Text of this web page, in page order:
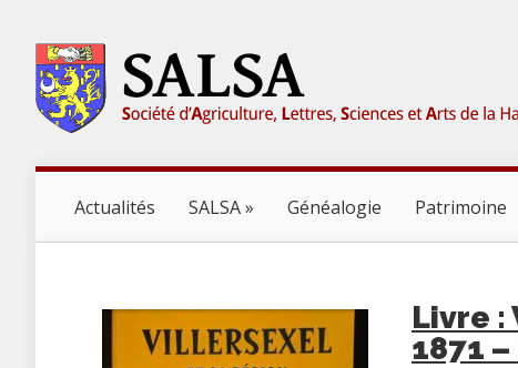
Actualités SALSA Généalogie Patrimoine
Livre :
1871